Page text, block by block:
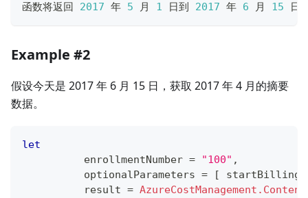
函数将返回 2017 年 5 月 1 日到 2017 年 6 月 15 日
Example #2
假设今天是 2017 年 6 月 15 日，获取 2017 年 4 月的摘要
数据。
let
          enrollmentNumber
= "100" ,
          optionalParameters
= [
          result
=